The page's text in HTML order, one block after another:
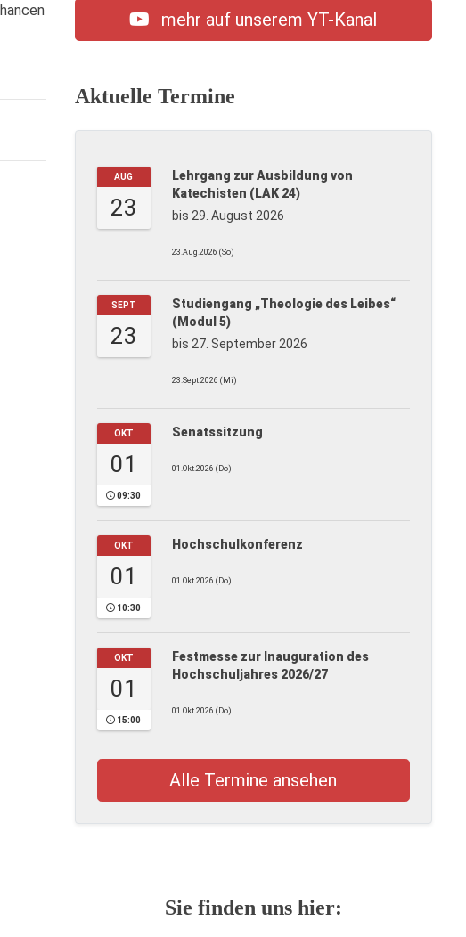
mehr auf unserem YT-Kanal
Aktuelle Termine
AUG
23
Lehrgang zur Ausbildung von
Katechisten (LAK 24)
bis 29. August 2026
23.Aug.2026 (So)
SEPT
23
Studiengang „Theologie des Leibes“
(Modul 5)
bis 27. September 2026
23.Sept.2026 (Mi)
OKT
01
09:30
Senatssitzung
01.Okt.2026 (Do)
OKT
01
10:30
Hochschulkonferenz
01.Okt.2026 (Do)
OKT
01
15:00
Festmesse zur Inauguration des
Hochschuljahres 2026/27
01.Okt.2026 (Do)
Alle Termine ansehen
Sie finden uns hier: